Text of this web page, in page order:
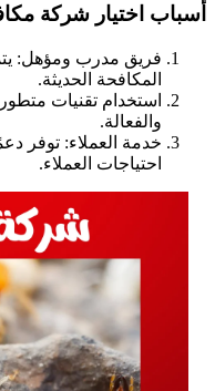
أسباب اختيار شركة
فريق مدرب ومؤهل:
المكافحة الحديثة.
استخدام تقنيات
والفعالة.
خدمة العملاء: توفر
احتياجات العملاء.